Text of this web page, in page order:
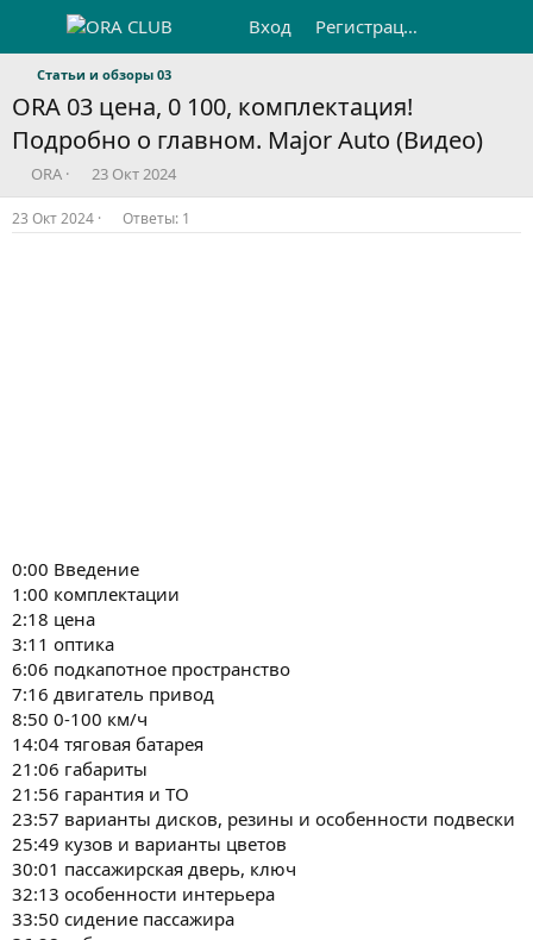
Вход Регистрация
Статьи и обзоры 03
ORA 03 цена, 0 100, комплектация!
Подробно о главном. Major Auto (Видео)
А
в
т
о
ORA
Д
а
т
а
23 Окт 2024
23 Окт 2024 Ответы: 1
0:00 Введение
1:00 комплектации
2:18 цена
3:11 оптика
6:06 подкапотное пространство
7:16 двигатель привод
8:50 0-100 км/ч
14:04 тяговая батарея
21:06 габариты
21:56 гарантия и ТО
23:57 варианты дисков, резины и особенности подвески
25:49 кузов и варианты цветов
30:01 пассажирская дверь, ключ
32:13 особенности интерьера
33:50 сидение пассажира